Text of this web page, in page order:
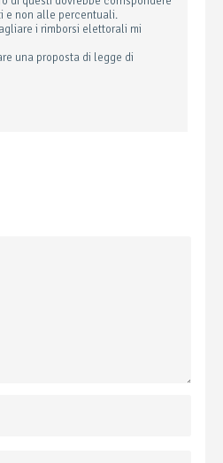
e non alle percentuali.
i rimborsi elettorali mi
una proposta di legge di